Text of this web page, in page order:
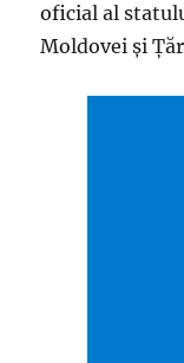
oficial al
Moldovei şi